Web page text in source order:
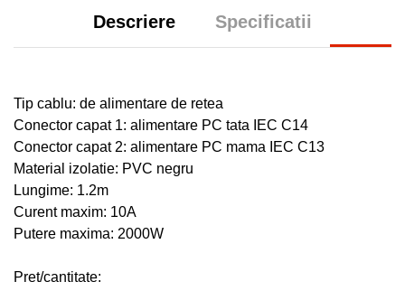
Descriere Specificatii
Tip cablu: de alimentare de retea
Conector capat 1: alimentare PC tata IEC C14
Conector capat 2: alimentare PC mama IEC C13
Material izolatie: PVC negru
Lungime: 1.2m
Curent maxim: 10A
Putere maxima: 2000W
Pret/cantitate: